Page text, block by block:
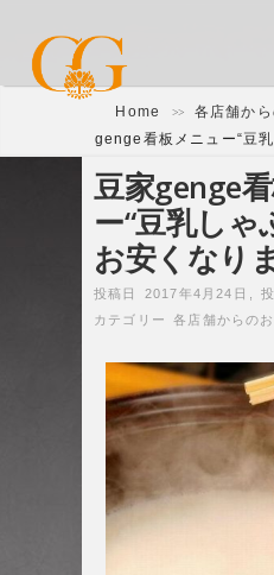
Home >> 各店舗か
genge看板メニュー“豆
豆家genge
ー“豆乳しゃ
お安くなり
投稿日 2017年4月24日 ,
カテゴリー各店舗からの